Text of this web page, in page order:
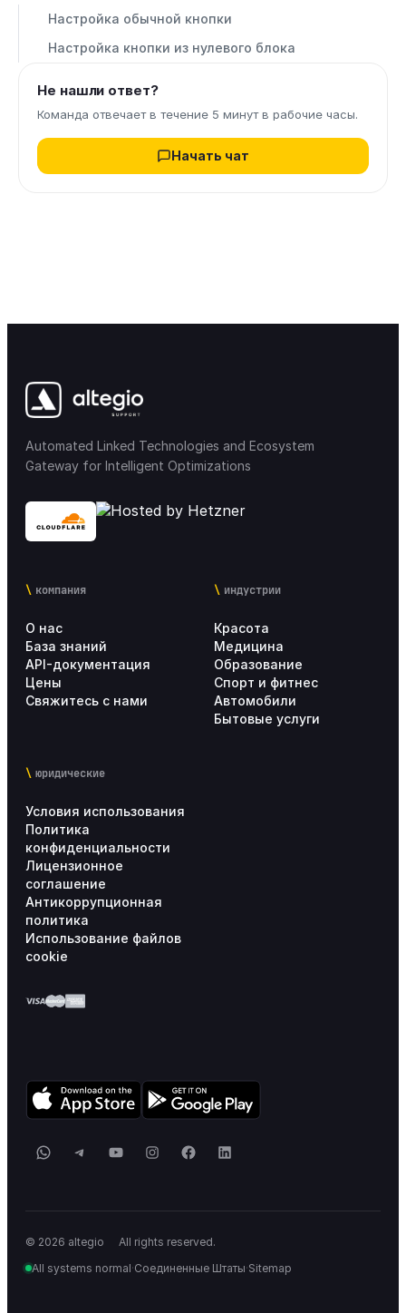
Настройка обычной кнопки
Настройка кнопки из нулевого блока
Не нашли ответ?
Команда отвечает в течение 5 минут в рабочие часы.
Начать чат
Automated Linked Technologies and Ecosystem
Gateway for Intelligent Optimizations
компания
О нас
База знаний
API-документация
Цены
Свяжитесь с нами
индустрии
Красота
Медицина
Образование
Спорт и фитнес
Автомобили
Бытовые услуги
юридические
Условия использования
Политика
конфиденциальности
Лицензионное
соглашение
Антикоррупционная
политика
Использование файлов
cookie
WhatsApp
TelegramYouTubeInstagram
FacebookLinkedIn
© 2026 altegio
All rights reserved.
All systems normal·Соединенные Штаты·Sitemap